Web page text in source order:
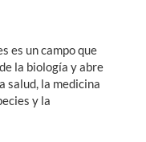
es un campo que
la biología y abre
salud, la medicina
y la